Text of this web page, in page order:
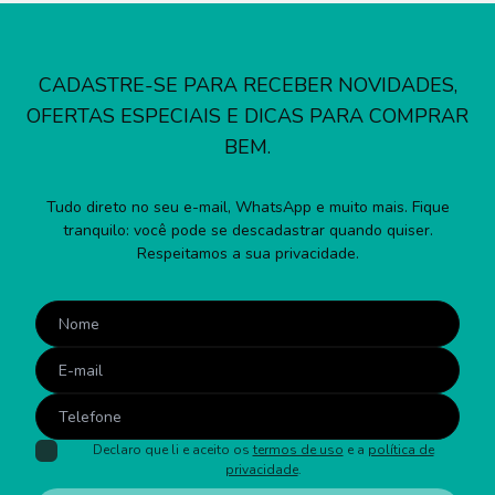
CADASTRE-SE PARA RECEBER NOVIDADES,
OFERTAS ESPECIAIS E DICAS PARA COMPRAR
BEM.
Tudo direto no seu e-mail, WhatsApp e muito mais. Fique
tranquilo: você pode se descadastrar quando quiser.
Respeitamos a sua privacidade.
Declaro que li e aceito os termos de uso e a política de
privacidade.